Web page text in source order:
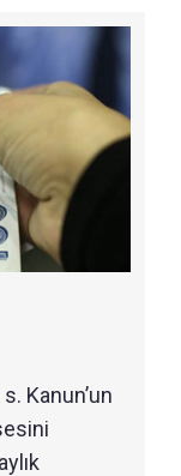
Kanun’un